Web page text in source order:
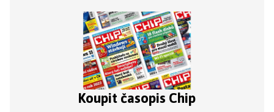
Koupit časopis Chip